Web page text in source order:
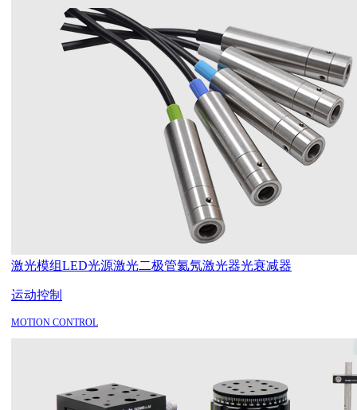
激光模组LED光源激光二极管氦氖激光器光衰减器
运动控制
MOTION CONTROL